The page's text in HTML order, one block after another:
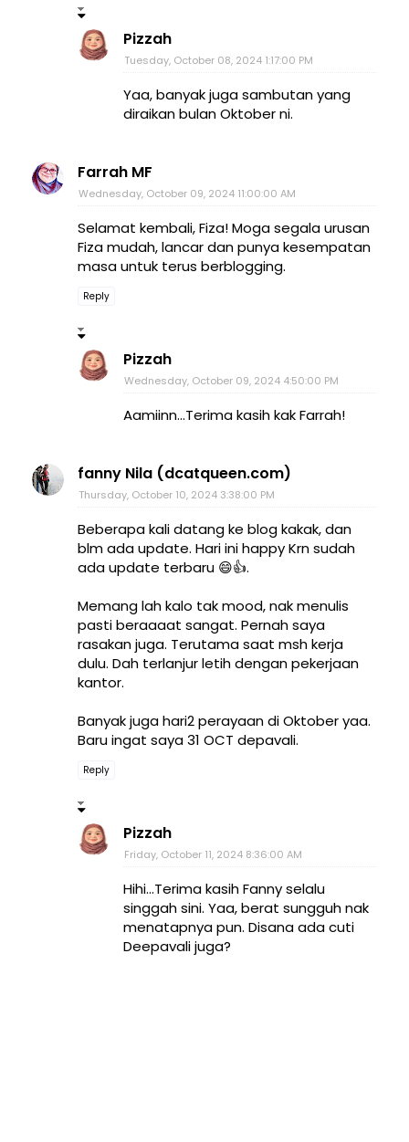
Pizzah
Tuesday, October 08, 2024 1:17:00 PM
Yaa, banyak juga sambutan yang
diraikan bulan Oktober ni.
Farrah MF
Wednesday, October 09, 2024 11:00:00 AM
Selamat kembali, Fiza! Moga segala urusan
Fiza mudah, lancar dan punya kesempatan
masa untuk terus berblogging.
Reply
Pizzah
Wednesday, October 09, 2024 4:50:00 PM
Aamiinn...Terima kasih kak Farrah!
fanny Nila (dcatqueen.com)
Thursday, October 10, 2024 3:38:00 PM
Beberapa kali datang ke blog kakak, dan
blm ada update. Hari ini happy Krn sudah
ada update terbaru 😄👍.
Memang lah kalo tak mood, nak menulis
pasti beraaaat sangat. Pernah saya
rasakan juga. Terutama saat msh kerja
dulu. Dah terlanjur letih dengan pekerjaan
kantor.
Banyak juga hari2 perayaan di Oktober yaa.
Baru ingat saya 31 OCT depavali.
Reply
Pizzah
Friday, October 11, 2024 8:36:00 AM
Hihi...Terima kasih Fanny selalu
singgah sini. Yaa, berat sungguh nak
menatapnya pun. Disana ada cuti
Deepavali juga?